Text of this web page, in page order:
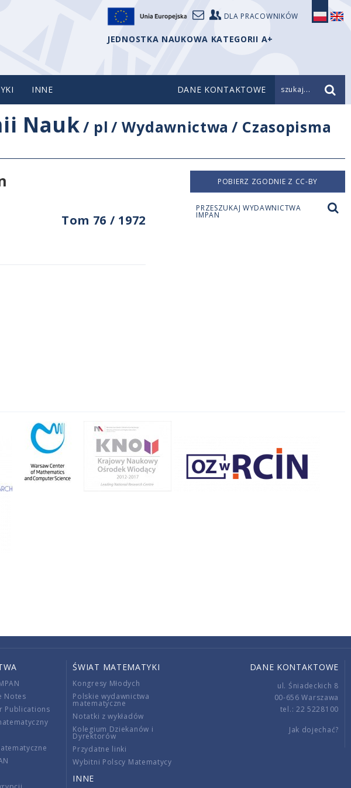
DLA PRACOWNIKÓW
JEDNOSTKA NAUKOWA KATEGORII A+
INNE DANE KONTAKTOWE szukaj...
Nauk/ pl /Wydawnictwa / Czasopisma
Tom 76 / 1972
POBIERZ ZGODNIE Z CC-BY
PRZESZUKAJ WYDAWNICTWA
IMPAN
Notes
Publications
ŚWIAT MATEMATYKI
Kongresy Młodych
Polskie wydawnictwa
matematyczne
Notatki z wykładów
Kolegium Dziekanów i
Dyrektorów
Przydatne linki
Wybitni Polscy Matematycy
INNE
DANE KONTAKTOWE
ul. Śniadeckich 8
00-656 Warszawa
tel.: 22 5228100
Jak dojechać?